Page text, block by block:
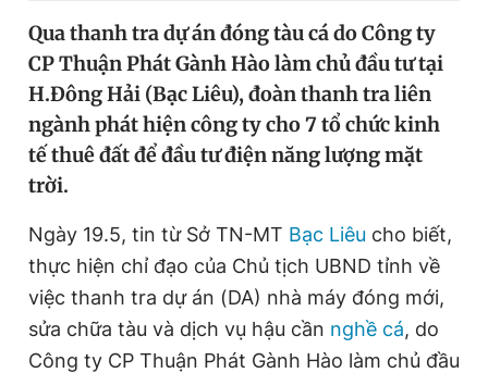
Video Magazine
Sản phẩm khác
Thông tin tòa soạn Liên hệ quảng cáo
Qua thanh tra dự án đóng tàu cá do Công ty
CP Thuận Phát Gành Hào làm chủ đầu tư tại
H.Đông Hải (Bạc Liêu), đoàn thanh tra liên
ngành phát hiện công ty cho 7 tổ chức kinh
tế thuê đất để đầu tư điện năng lượng mặt
trời.
Ngày 19.5, tin từ Sở TN-MT Bạc Liêu cho biết,
thực hiện chỉ đạo của Chủ tịch UBND tỉnh về
việc thanh tra dự án (DA) nhà máy đóng mới,
sửa chữa tàu và dịch vụ hậu cần nghề cá, do
Công ty CP Thuận Phát Gành Hào làm chủ đầu